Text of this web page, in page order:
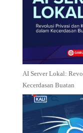
AI Server Lokal:
Kecerdasan Buatan